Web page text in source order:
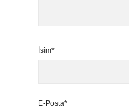
İsim*
E-Posta*